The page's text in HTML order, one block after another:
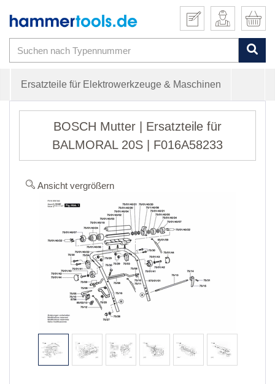
Ersatzteile für Elektrowerkzeuge & Maschinen
BOSCH Mutter | Ersatzteile für
BALMORAL 20S | F016A58233
Ansicht vergrößern